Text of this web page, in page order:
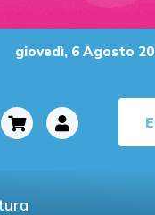
giovedì, 6 Agosto